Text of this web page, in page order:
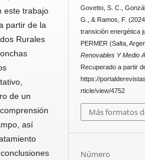
este trabajo
partir de la
Rurales
de un
así
Govetto, S. C.,
G., & Ramos, F.
transición energética
PERMER (Salta,
Renovables Y Medio
Recuperado a partir
https://
rticle/view/4752
Más formatos
Número